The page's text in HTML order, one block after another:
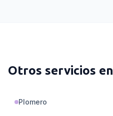
Otros servicios en
Plomero